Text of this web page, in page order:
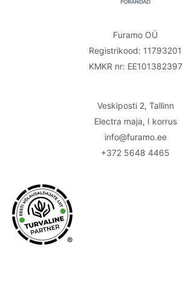
Furamo OÜ
Registrikood: 11793201
KMKR nr: EE101382397
Veskiposti 2, Tallinn
Electra maja, I korrus
info@furamo.ee
+372 5648 4465
®